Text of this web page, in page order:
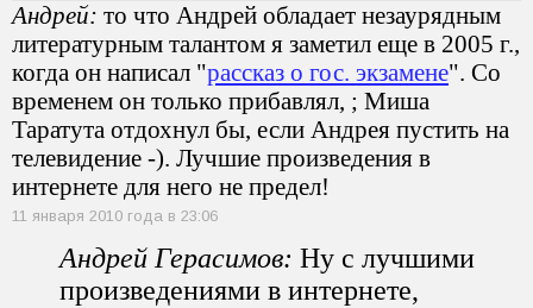
Андрей: то что Андрей обладает незаурядным
литературным талантом я заметил еще в 2005 г.,
когда он написал "рассказ о гос. экзамене". Со
временем он только прибавлял, ; Миша
Таратута отдохнул бы, если Андрея пустить на
телевидение -). Лучшие произведения в
интернете для него не предел!
11 января 2010 года в 23:06
Андрей Герасимов: Ну с лучшими
произведениями в интернете,